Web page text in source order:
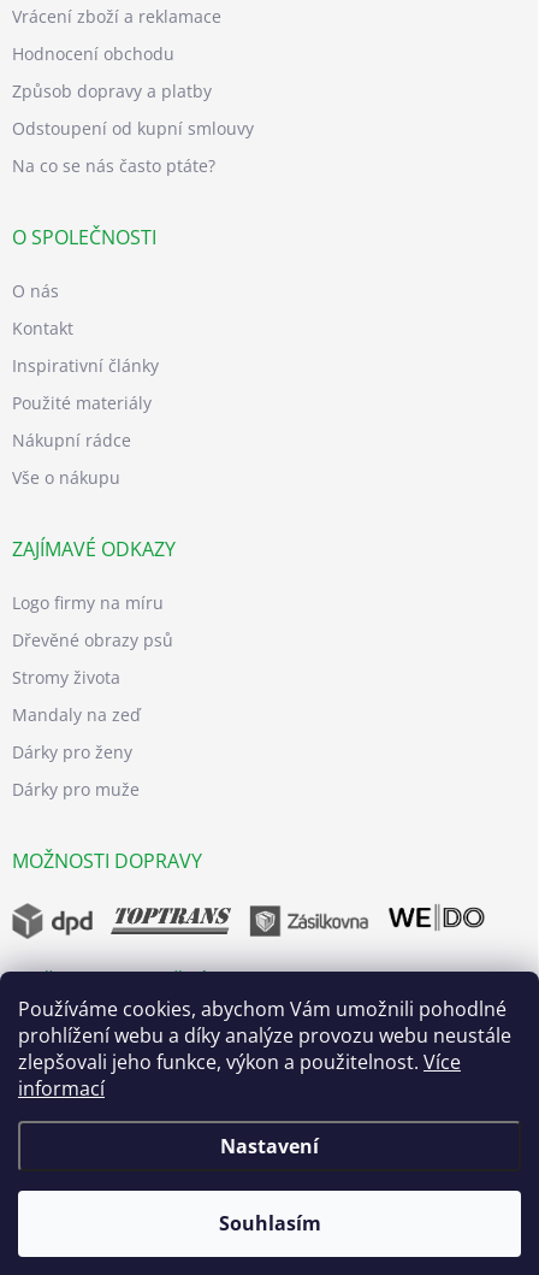
Používáme cookies, abychom Vám umožnili pohodlné
prohlížení webu a díky analýze provozu webu neustále
zlepšovali jeho funkce, výkon a použitelnost. Více
informací
Nastavení
Souhlasím
Vrácení zboží a reklamace
Hodnocení obchodu
Způsob dopravy a platby
Odstoupení od kupní smlouvy
Na co se nás často ptáte?
O SPOLEČNOSTI
O nás
Kontakt
Inspirativní články
Použité materiály
Nákupní rádce
Vše o nákupu
ZAJÍMAVÉ ODKAZY
Logo firmy na míru
Dřevěné obrazy psů
Stromy života
Mandaly na zeď
Dárky pro ženy
Dárky pro muže
MOŽNOSTI DOPRAVY
Copyright 2026dřevo života. Všechna práva vyhrazena.Upravit
nastavení cookies